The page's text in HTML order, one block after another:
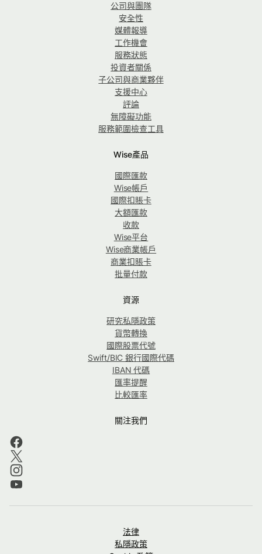
公司與團隊
安全性
媒體報導
工作機會
服務狀態
投資者關係
子公司與商業夥伴
支援中心
評論
無障礙功能
服務範圍檢查工具
Wise產品
國際匯款
Wise帳戶
國際扣賬卡
大額匯款
收款
Wise平台
Wise商業帳戶
商業扣賬卡
批量付款
資源
研究私隱政策
貨幣轉換
國際股票代號
Swift/BIC 銀行國際代碼
IBAN 代碼
匯率提醒
比較匯率
關注我們
法律
私隱政策